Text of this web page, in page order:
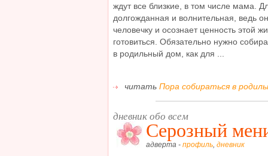
ждут все близкие, в том числе мама.
долгожданная и волнительная, ведь
человечку и осознает ценность
готовиться. Обязательно нужно
в родильный дом, как для ...
читать Пора собираться в
дневник обо всем
Серозный
адверта - профиль, дневник